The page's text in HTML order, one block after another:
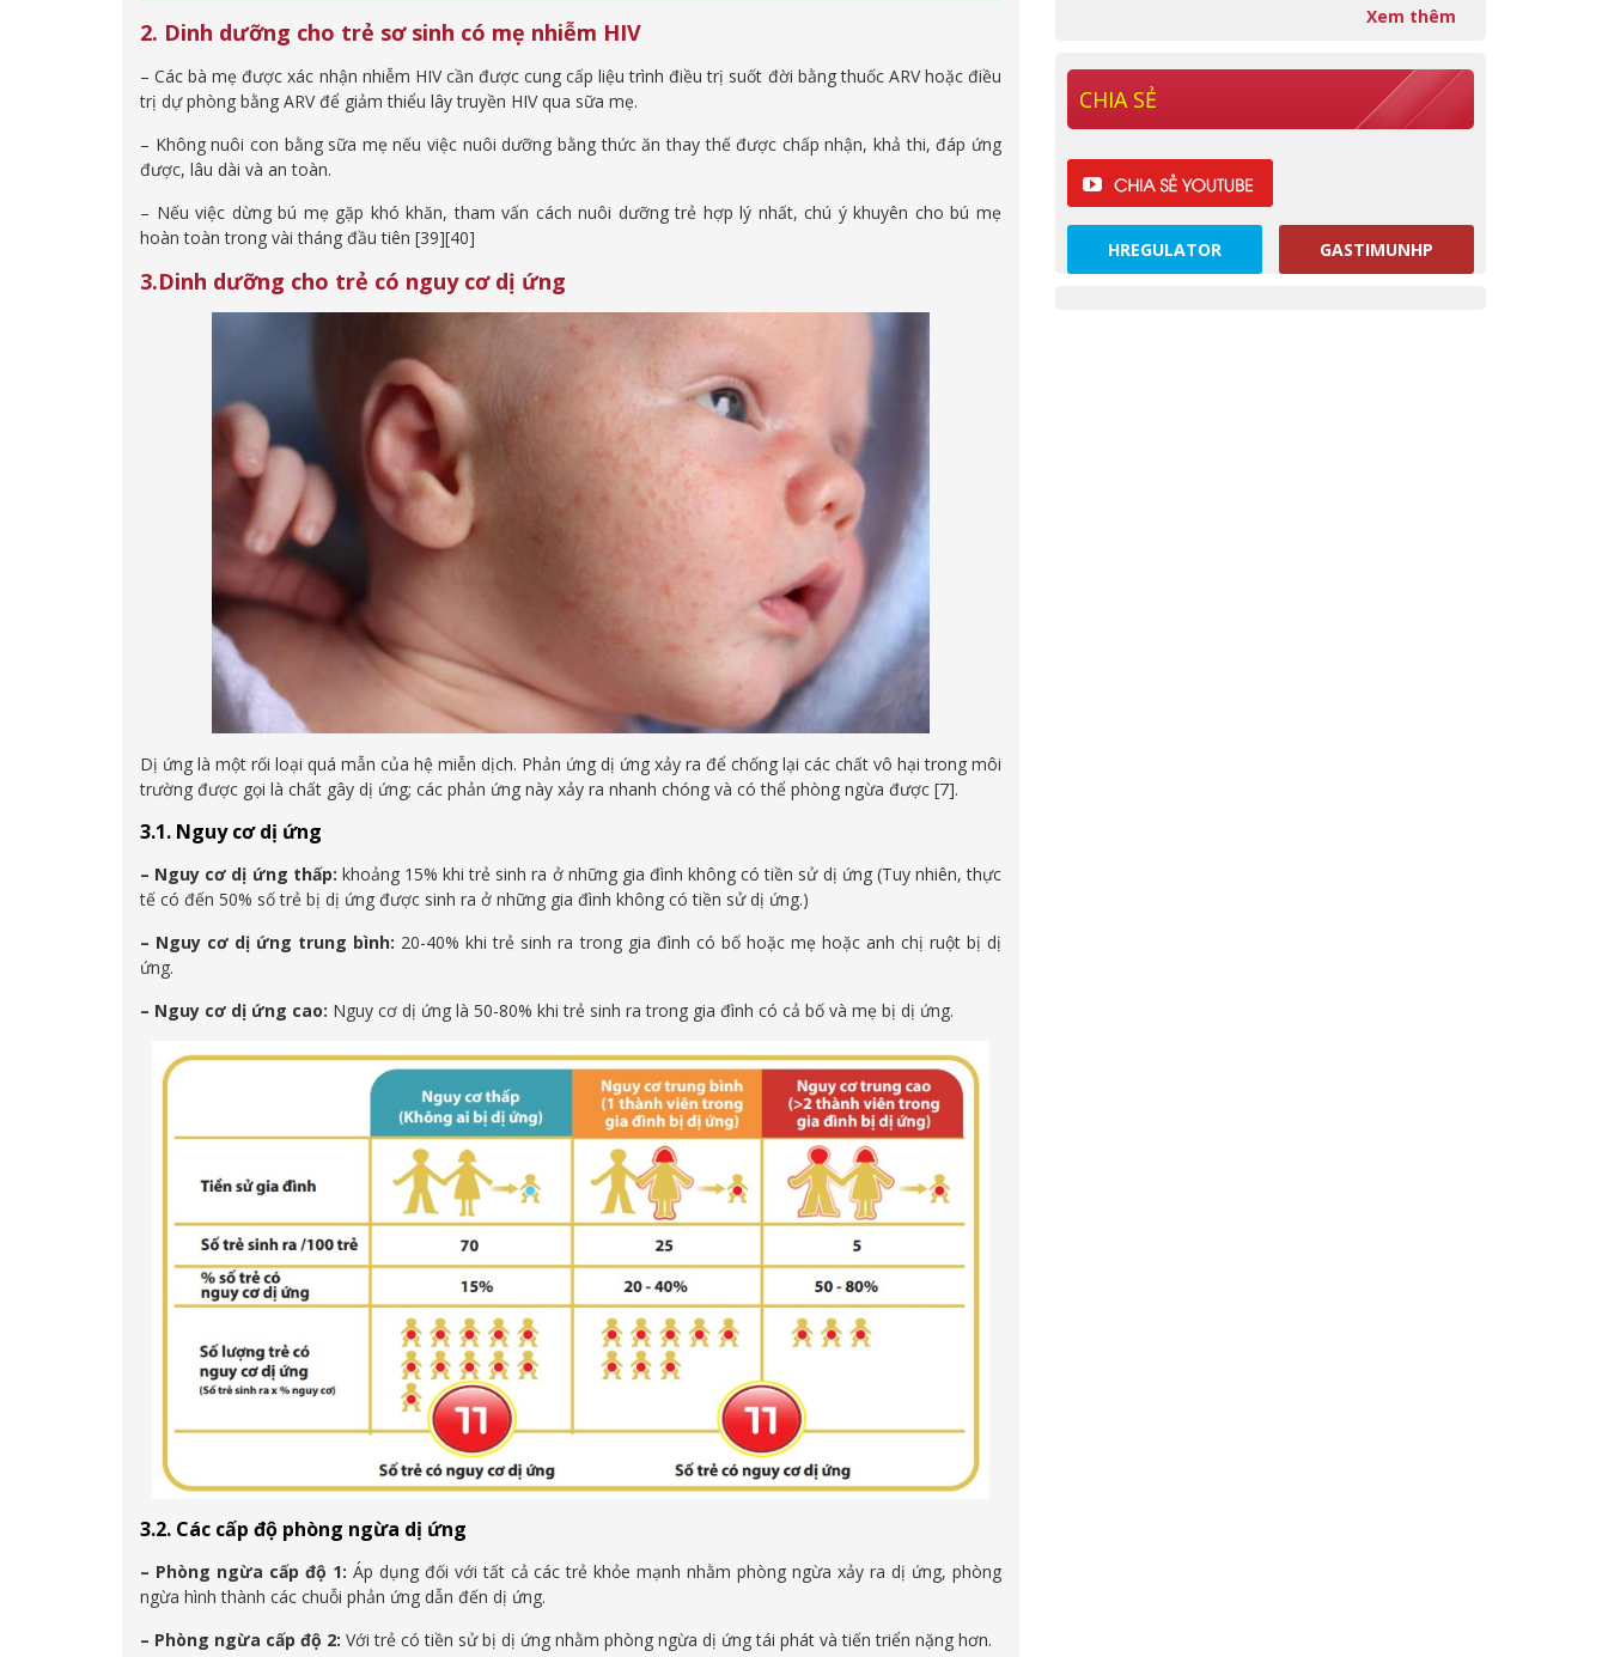
2. Dinh dưỡng cho trẻ sơ sinh có mẹ nhiễm HIV
– Các bà mẹ được xác nhận nhiễm HIV cần được cung cấp liệu trình điều trị suốt đời bằng thuốc ARV hoặc điều
trị dự phòng bằng ARV để giảm thiểu lây truyền HIV qua sữa mẹ.
– Không nuôi con bằng sữa mẹ nếu việc nuôi dưỡng bằng thức ăn thay thế được chấp nhận, khả thi, đáp ứng
được, lâu dài và an toàn.
– Nếu việc dừng bú mẹ gặp khó khăn, tham vấn cách nuôi dưỡng trẻ hợp lý nhất, chú ý khuyên cho bú mẹ
hoàn toàn trong vài tháng đầu tiên [39][40]
3.Dinh dưỡng cho trẻ có nguy cơ dị ứng
Dị ứng là một rối loại quá mẫn của hệ miễn dịch. Phản ứng dị ứng xảy ra để chống lại các chất vô hại trong môi
trường được gọi là chất gây dị ứng; các phản ứng này xảy ra nhanh chóng và có thể phòng ngừa được [7].
3.1. Nguy cơ dị ứng
– Nguy cơ dị ứng thấp: khoảng 15% khi trẻ sinh ra ở những gia đình không có tiền sử dị ứng (Tuy nhiên, thực
tế có đến 50% số trẻ bị dị ứng được sinh ra ở những gia đình không có tiền sử dị ứng.)
– Nguy cơ dị ứng trung bình: 20-40% khi trẻ sinh ra trong gia đình có bố hoặc mẹ hoặc anh chị ruột bị dị
ứng.
– Nguy cơ dị ứng cao: Nguy cơ dị ứng là 50-80% khi trẻ sinh ra trong gia đình có cả bố và mẹ bị dị ứng.
3.2. Các cấp độ phòng ngừa dị ứng
– Phòng ngừa cấp độ 1: Áp dụng đối với tất cả các trẻ khỏe mạnh nhằm phòng ngừa xảy ra dị ứng, phòng
ngừa hình thành các chuỗi phản ứng dẫn đến dị ứng.
– Phòng ngừa cấp độ 2: Với trẻ có tiền sử bị dị ứng nhằm phòng ngừa dị ứng tái phát và tiến triển nặng hơn.
Xem thêm
CHIA SẺ
HREGULATOR GASTIMUNHP